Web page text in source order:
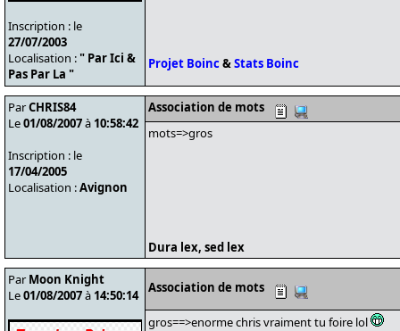
Inscription : le
27/07/2003
Localisation :" Par Ici &
Pas Par La "
Projet Boinc&Stats Boinc
ParCHRIS84
Le01/08/2007à 10:58:42
Inscription : le
17/04/2005
Localisation :Avignon
Association de mots
mots=>gros
Dura lex, sed lex
Par Moon Knight
Le01/08/2007à 14:50:14 Association de mots
gros==>enorme chris vraiment tu foire lol